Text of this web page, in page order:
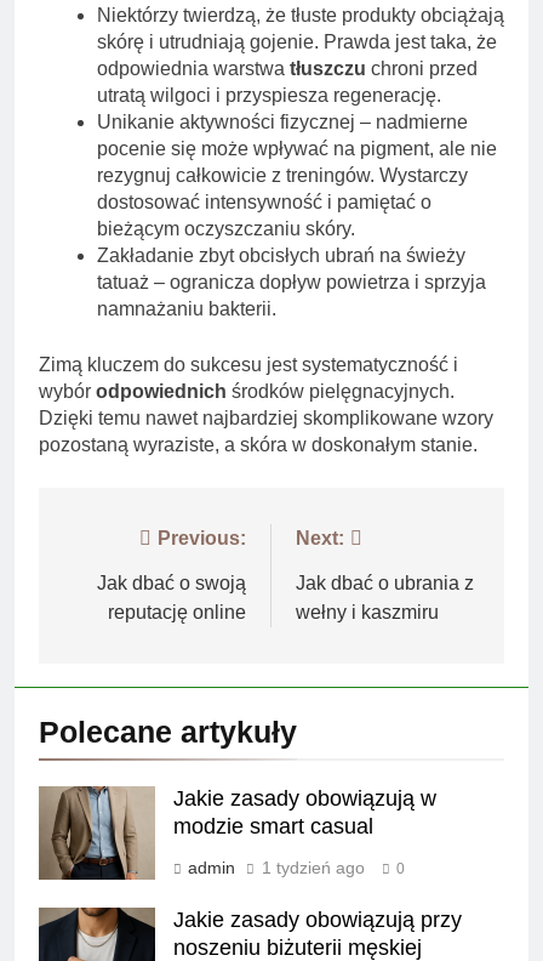
Niektórzy twierdzą, że tłuste produkty obciążają
skórę i utrudniają gojenie. Prawda jest taka, że
odpowiednia warstwa tłuszczu chroni przed
utratą wilgoci i przyspiesza regenerację.
Unikanie aktywności fizycznej – nadmierne
pocenie się może wpływać na pigment, ale nie
rezygnuj całkowicie z treningów. Wystarczy
dostosować intensywność i pamiętać o
bieżącym oczyszczaniu skóry.
Zakładanie zbyt obcisłych ubrań na świeży
tatuaż – ogranicza dopływ powietrza i sprzyja
namnażaniu bakterii.
Zimą kluczem do sukcesu jest systematyczność i
wybór odpowiednich środków pielęgnacyjnych.
Dzięki temu nawet najbardziej skomplikowane wzory
pozostaną wyraziste, a skóra w doskonałym stanie.
Nawigacja
wpisu
Previous:
Jak dbać o swoją
reputację online
Next:
Jak dbać o ubrania z
wełny i kaszmiru
Polecane artykuły
Jakie zasady obowiązują w
modzie smart casual
admin 1 tydzień ago 0
Jakie zasady obowiązują przy
noszeniu biżuterii męskiej